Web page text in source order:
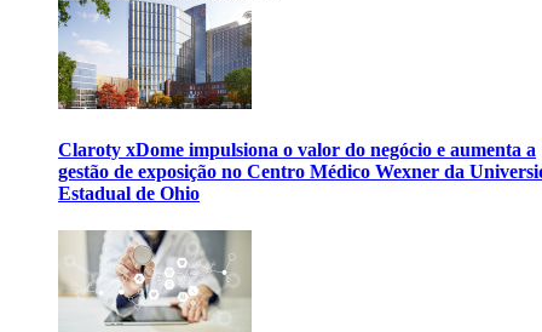
Claroty xDome impulsiona o valor do negócio e aumenta a
gestão de exposição no Centro Médico Wexner da
Estadual de Ohio